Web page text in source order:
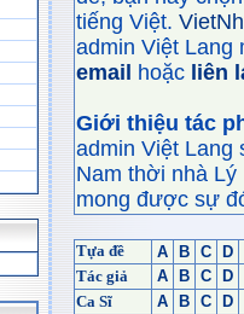
tiếng Việt.
admin Việt Lang
email
hoặc liên
Giới thiệu tác
admin Việt Lang
Nam thời nhà
mong được sự
Tựa đề A B C
D
Tác giả
A B C
D
Ca Sĩ
A B C D